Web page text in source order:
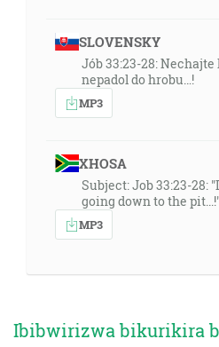
SLOVENSKY
Jób 33:23-28:
nepadol do hrobu…!
MP3
XHOSA
Subject: Job 33:23-28:
going down to the
MP3
Ibibwirizwa bikurikira